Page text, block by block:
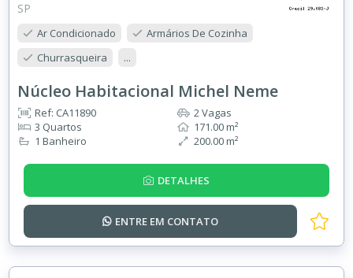
SP
Ar Condicionado
Armários De Cozinha
Churrasqueira
...
Núcleo Habitacional Michel Neme
Ref: CA11890
3 Quartos
1 Banheiro
2 Vagas
171.00 m²
200.00 m²
DETALHES
ENTRE EM CONTATO